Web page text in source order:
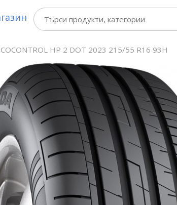
HP 2 DOT 2023 215/55 R16 93H